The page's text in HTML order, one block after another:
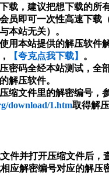
载，建议把想下载的所
员即可一次性高速下载
本站无关）。
用本站提供的解压软件
， 【夸克点我下载】 。
密码全经本站测试，全
解压软件。
缩文件里的解密编号，
download/1.htm取得解压
件并打开压缩文件后，
应解密编号对应的解压